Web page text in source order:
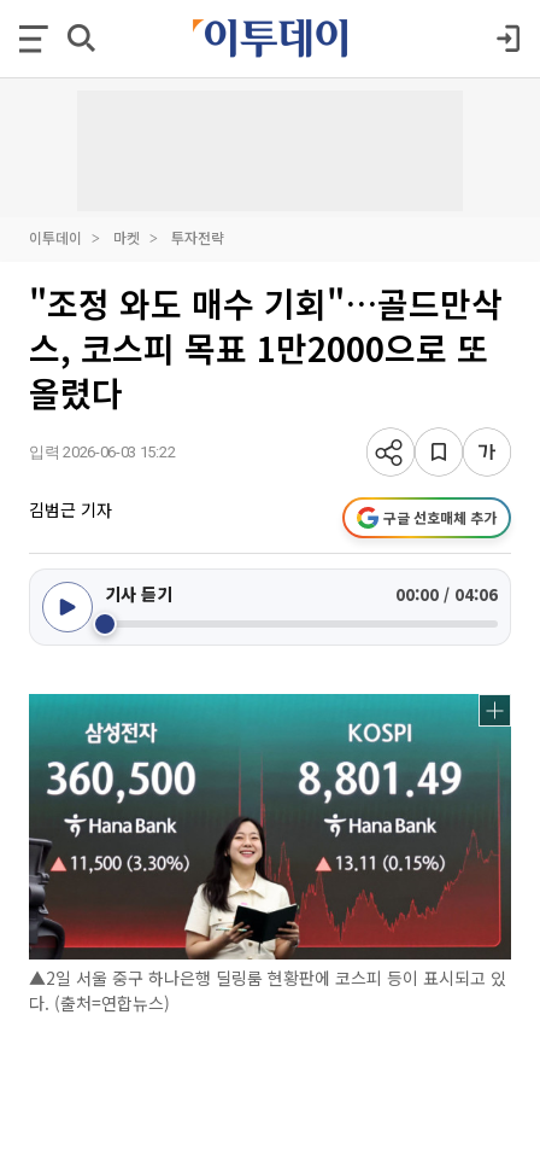
이투데이 마켓 투자전략
"조정 와도 매수 기회"…골드만삭
스, 코스피 목표 1만2000으로 또
올렸다
입력 2026-06-03 15:22
김범근 기자 구글 선호매체 추가
기사 듣기 00:00 / 04:06
▲2일 서울 중구 하나은행 딜링룸 현황판에 코스피 등이 표시되고 있
다. (출처=연합뉴스)